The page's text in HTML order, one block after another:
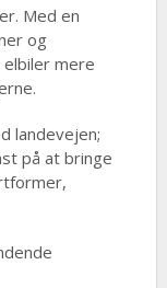
Med en
og
mere
landevejen;
på at bringe